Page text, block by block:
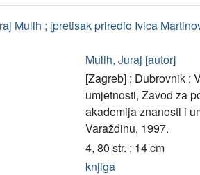
Mulih ; [pretisak priredio Ivica
Mulih, Juraj [autor]
[Zagreb] ; Dubrovnik ;
umjetnosti, Zavod za
akademija znanosti i
Varaždinu, 1997.
4, 80 str. ; 14 cm
knjiga